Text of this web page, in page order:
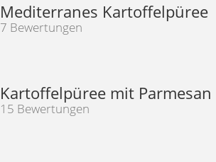
Mediterranes Kartoffelpüree
7 Bewertungen
Kartoffelpüree mit Parmesan
15 Bewertungen